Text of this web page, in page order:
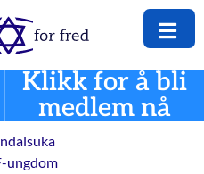
Klikk for å bli
medlem nå
ungdom